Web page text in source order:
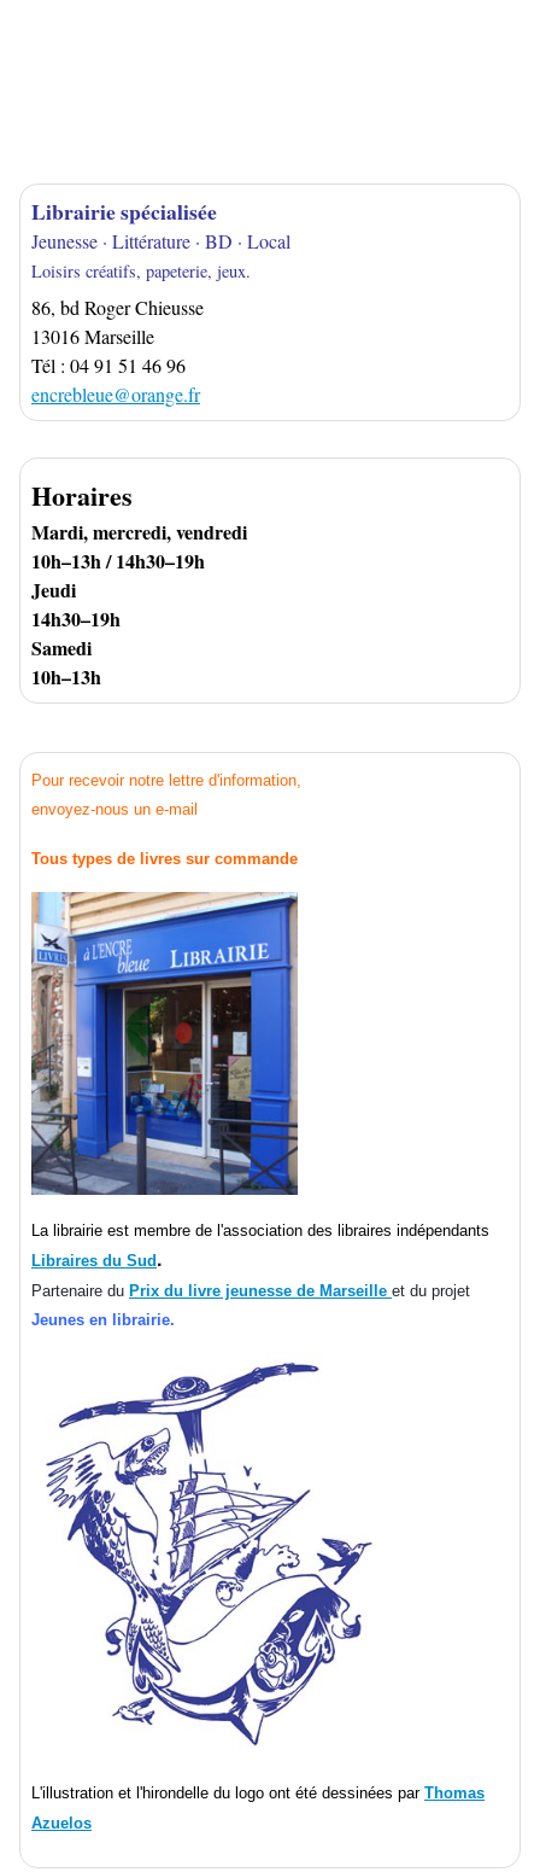
Librairie spécialisée
Jeunesse · Littérature · BD · Local
Loisirs créatifs, papeterie, jeux.
86, bd Roger Chieusse
13016 Marseille
Tél : 04 91 51 46 96
encrebleue@orange.fr
Horaires
Mardi, mercredi, vendredi
10h–13h / 14h30–19h
Jeudi
14h30–19h
Samedi
10h–13h
Pour recevoir notre lettre d'information,
envoyez-nous un e-mail
Tous types de livres sur commande
La librairie est membre de l'association des libraires indépendants
Libraires du Sud.
Partenaire du Prix du livre jeunesse de Marseille et du projet
Jeunes en librairie.
L'illustration et l'hirondelle du logo ont été dessinées par Thomas
Azuelos